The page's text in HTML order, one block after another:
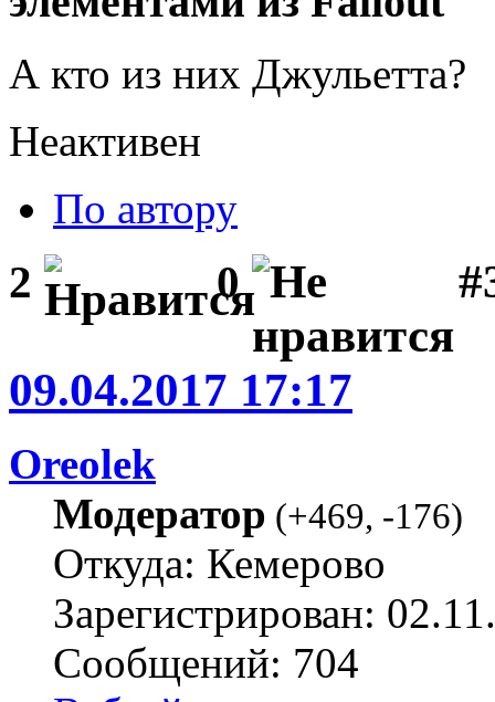
А кто из них Джульетта?
Неактивен
По автору
2 0
09.04.2017 17:17
Oreolek
Модератор (+469, -176)
Откуда: Кемерово
Зарегистрирован:
Сообщений: 704